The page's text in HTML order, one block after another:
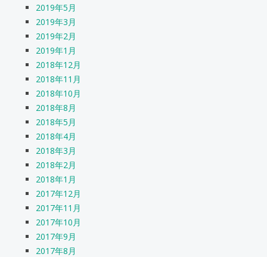
2019年5月
2019年3月
2019年2月
2019年1月
2018年12月
2018年11月
2018年10月
2018年8月
2018年5月
2018年4月
2018年3月
2018年2月
2018年1月
2017年12月
2017年11月
2017年10月
2017年9月
2017年8月